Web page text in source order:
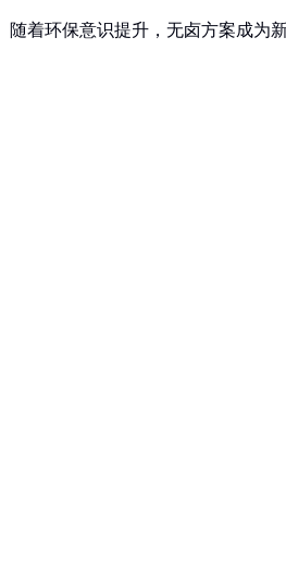
着环保意识提升，无卤方案成为新